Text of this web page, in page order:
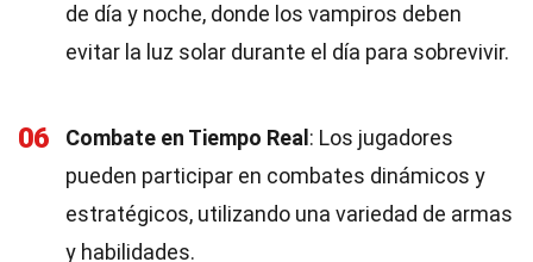
de día y noche, donde los vampiros deben
evitar la luz solar durante el día para sobrevivir.
06 Combate en Tiempo Real : Los jugadores
pueden participar en combates dinámicos y
estratégicos, utilizando una variedad de armas
y habilidades.